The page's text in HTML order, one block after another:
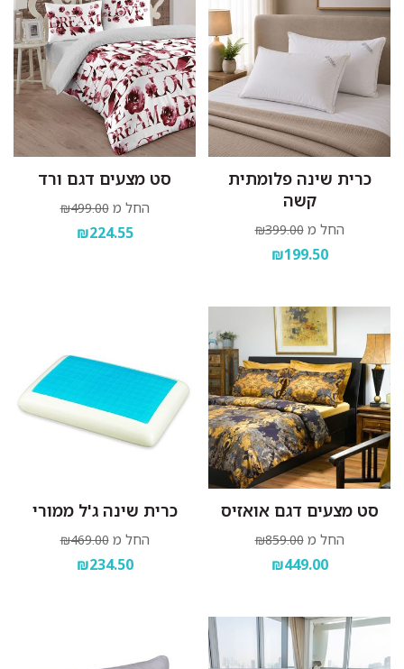
כרית שינה פלומתית
קשה
החל מ ₪399.00
₪199.50
סט מצעים דגם ורד
החל מ ₪499.00
₪224.55
סט מצעים דגם אואזיס
החל מ ₪859.00
₪449.00
כרית שינה ג'ל ממורי
החל מ ₪469.00
₪234.50